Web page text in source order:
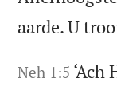
aarde. U
Neh 1:5 ‘Ach